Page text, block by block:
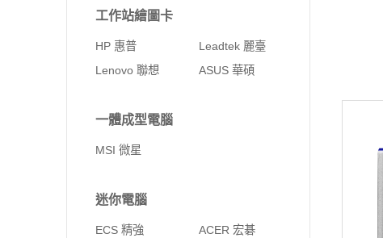
工作站繪圖卡
HP 惠普
Leadtek 麗臺
Lenovo 聯想
ASUS 華碩
一體成型電腦
MSI 微星
迷你電腦
ECS 精強
ACER 宏碁